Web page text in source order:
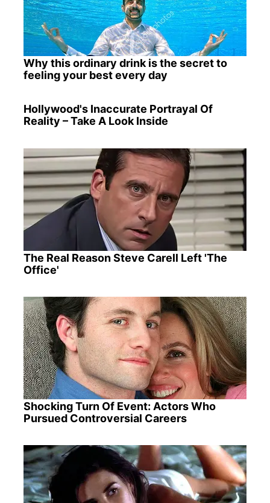
Why this ordinary drink is the secret to
feeling your best every day
Hollywood's Inaccurate Portrayal Of
Reality – Take A Look Inside
The Real Reason Steve Carell Left 'The
Office'
Shocking Turn Of Event: Actors Who
Pursued Controversial Careers